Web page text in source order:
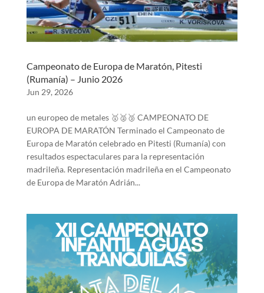
Campeonato de Europa de Maratón, Pitesti
(Rumanía) – Junio 2026
Jun 29, 2026
un europeo de metales 🥇🥈🥉 CAMPEONATO DE
EUROPA DE MARATÓN Terminado el Campeonato de
Europa de Maratón celebrado en Pitesti (Rumanía) con
resultados espectaculares para la representación
madrileña. Representación madrileña en el Campeonato
de Europa de Maratón Adrián...